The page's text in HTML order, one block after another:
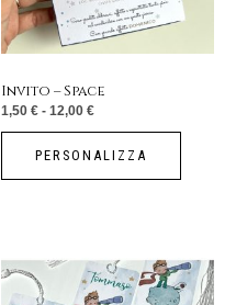
Invito – Space
1,50 € - 12,00 €
PERSONALIZZA
opzioni
del